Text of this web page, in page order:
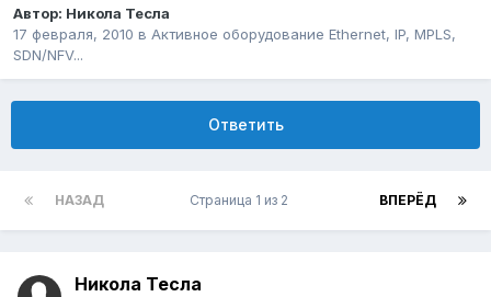
Автор: Никола Тесла
17 февраля, 2010 в Активное оборудование Ethernet, IP, MPLS,
SDN/NFV...
Ответить
НАЗАД ВПЕРЁД
Страница 1 из 2
Никола Тесла